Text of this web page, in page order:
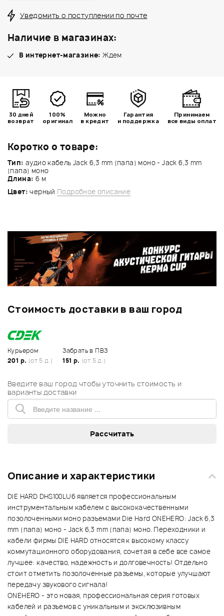
Коротко о товаре:
Тип: аудио кабель Jack 6,3 mm (папа) моно - Jack 6,3 mm
(папа) моно
Длина: 6 м
Цвет: черный Подробное описание
Уведомить о поступлении по почте
Наличие в магазинах:
В интернет-магазине: Ждем
30 дней
возврат
100%
оригинал
Можно
в кредит
Гарантия
и поддержка
Принимаем
все виды оплат
Стоимость доставки в ваш город
Курьером
201 р. (от 5 д.)
Забрать в ПВЗ
151 р. (от 5 д.)
Введите ваш город чтобы уточнить стоимость и
варианты доставки
Описание и характеристики
DIE HARD DHS100LU6 является профессиональным
инструментальным кабелем с высококачественными
позолоченными моно разъемами Die Hard ONEHERO: Jack 6,3
mm (папа) моно - Jack 6,3 mm (папа) моно. Переходники и
кабели фирмы DIE HARD относятся к высокому классу
коммутационного оборудования, сочетая в себе все самое
лучшее: качество, надежность и долговечность! Отдельно
стоит отметить позолоченные разъемы, которые улучшают
передачу звукового сигнала!
ONEHERO - это новая, профессиональная серия готовых
кабелей и разъемов с уникальным и эксклюзивным